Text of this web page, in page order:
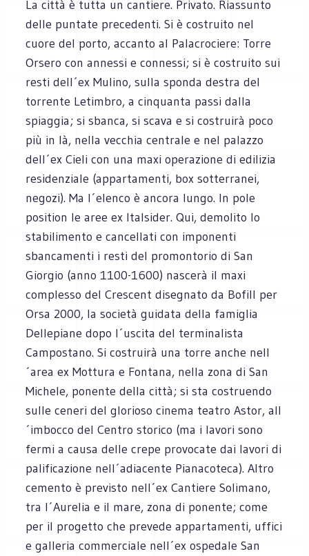
La città è tutta un cantiere. Privato. Riassunto
delle puntate precedenti. Si è costruito nel
cuore del porto, accanto al Palacrociere: Torre
Orsero con annessi e connessi; si è costruito sui
resti dell´ex Mulino, sulla sponda destra del
torrente Letimbro, a cinquanta passi dalla
spiaggia; si sbanca, si scava e si costruirà poco
più in là, nella vecchia centrale e nel palazzo
dell´ex Cieli con una maxi operazione di edilizia
residenziale (appartamenti, box sotterranei,
negozi). Ma l´elenco è ancora lungo. In pole
position le aree ex Italsider. Qui, demolito lo
stabilimento e cancellati con imponenti
sbancamenti i resti del promontorio di San
Giorgio (anno 1100-1600) nascerà il maxi
complesso del Crescent disegnato da Bofill per
Orsa 2000, la società guidata della famiglia
Dellepiane dopo l´uscita del terminalista
Campostano. Si costruirà una torre anche nell
´area ex Mottura e Fontana, nella zona di San
Michele, ponente della città; si sta costruendo
sulle ceneri del glorioso cinema teatro Astor, all
´imbocco del Centro storico (ma i lavori sono
fermi a causa delle crepe provocate dai lavori di
palificazione nell´adiacente Pianacoteca). Altro
cemento è previsto nell´ex Cantiere Solimano,
tra l´Aurelia e il mare, zona di ponente; come
per il progetto che prevede appartamenti, uffici
e galleria commerciale nell´ex ospedale San